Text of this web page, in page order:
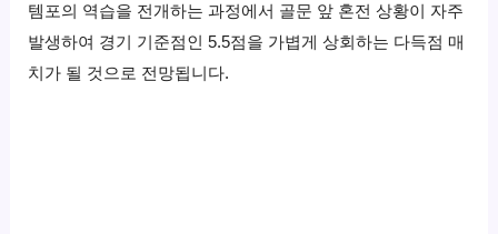
템포의 역습을 전개하는 과정에서 골문 앞 혼전 상황이 자주
발생하여 경기 기준점인 5.5점을 가볍게 상회하는 다득점 매
치가 될 것으로 전망됩니다.